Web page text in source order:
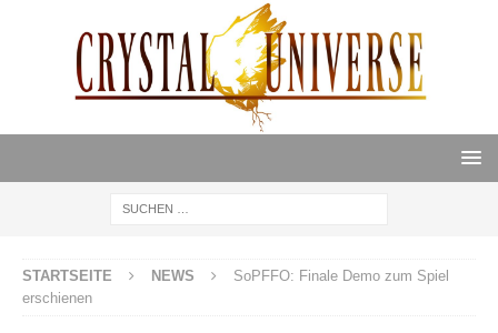
STARTSEITE NEWS
SoPFFO: Finale Demo zum Spiel
erschienen